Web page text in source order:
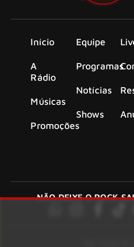
Início
A
Rádio
Músicas
Promoções
Equipe
Programas
Notícias
Shows
NÃO DEIXE O ROCK